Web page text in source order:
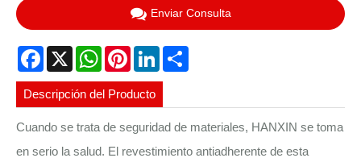
Enviar Consulta
Facebook
X WhatsAppPinterestLinkedIn
Descripción del Producto
Cuando se trata de seguridad de materiales, HANXIN se toma
en serio la salud. El revestimiento antiadherente de esta